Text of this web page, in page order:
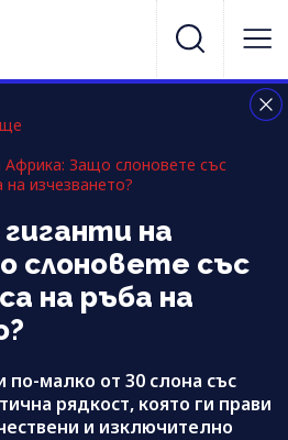
Африка: Защо слоновете със
изчезването?
на
слоновете със
на ръба на
по-малко от 30 слона със
рядкост, която ги прави
и изключително